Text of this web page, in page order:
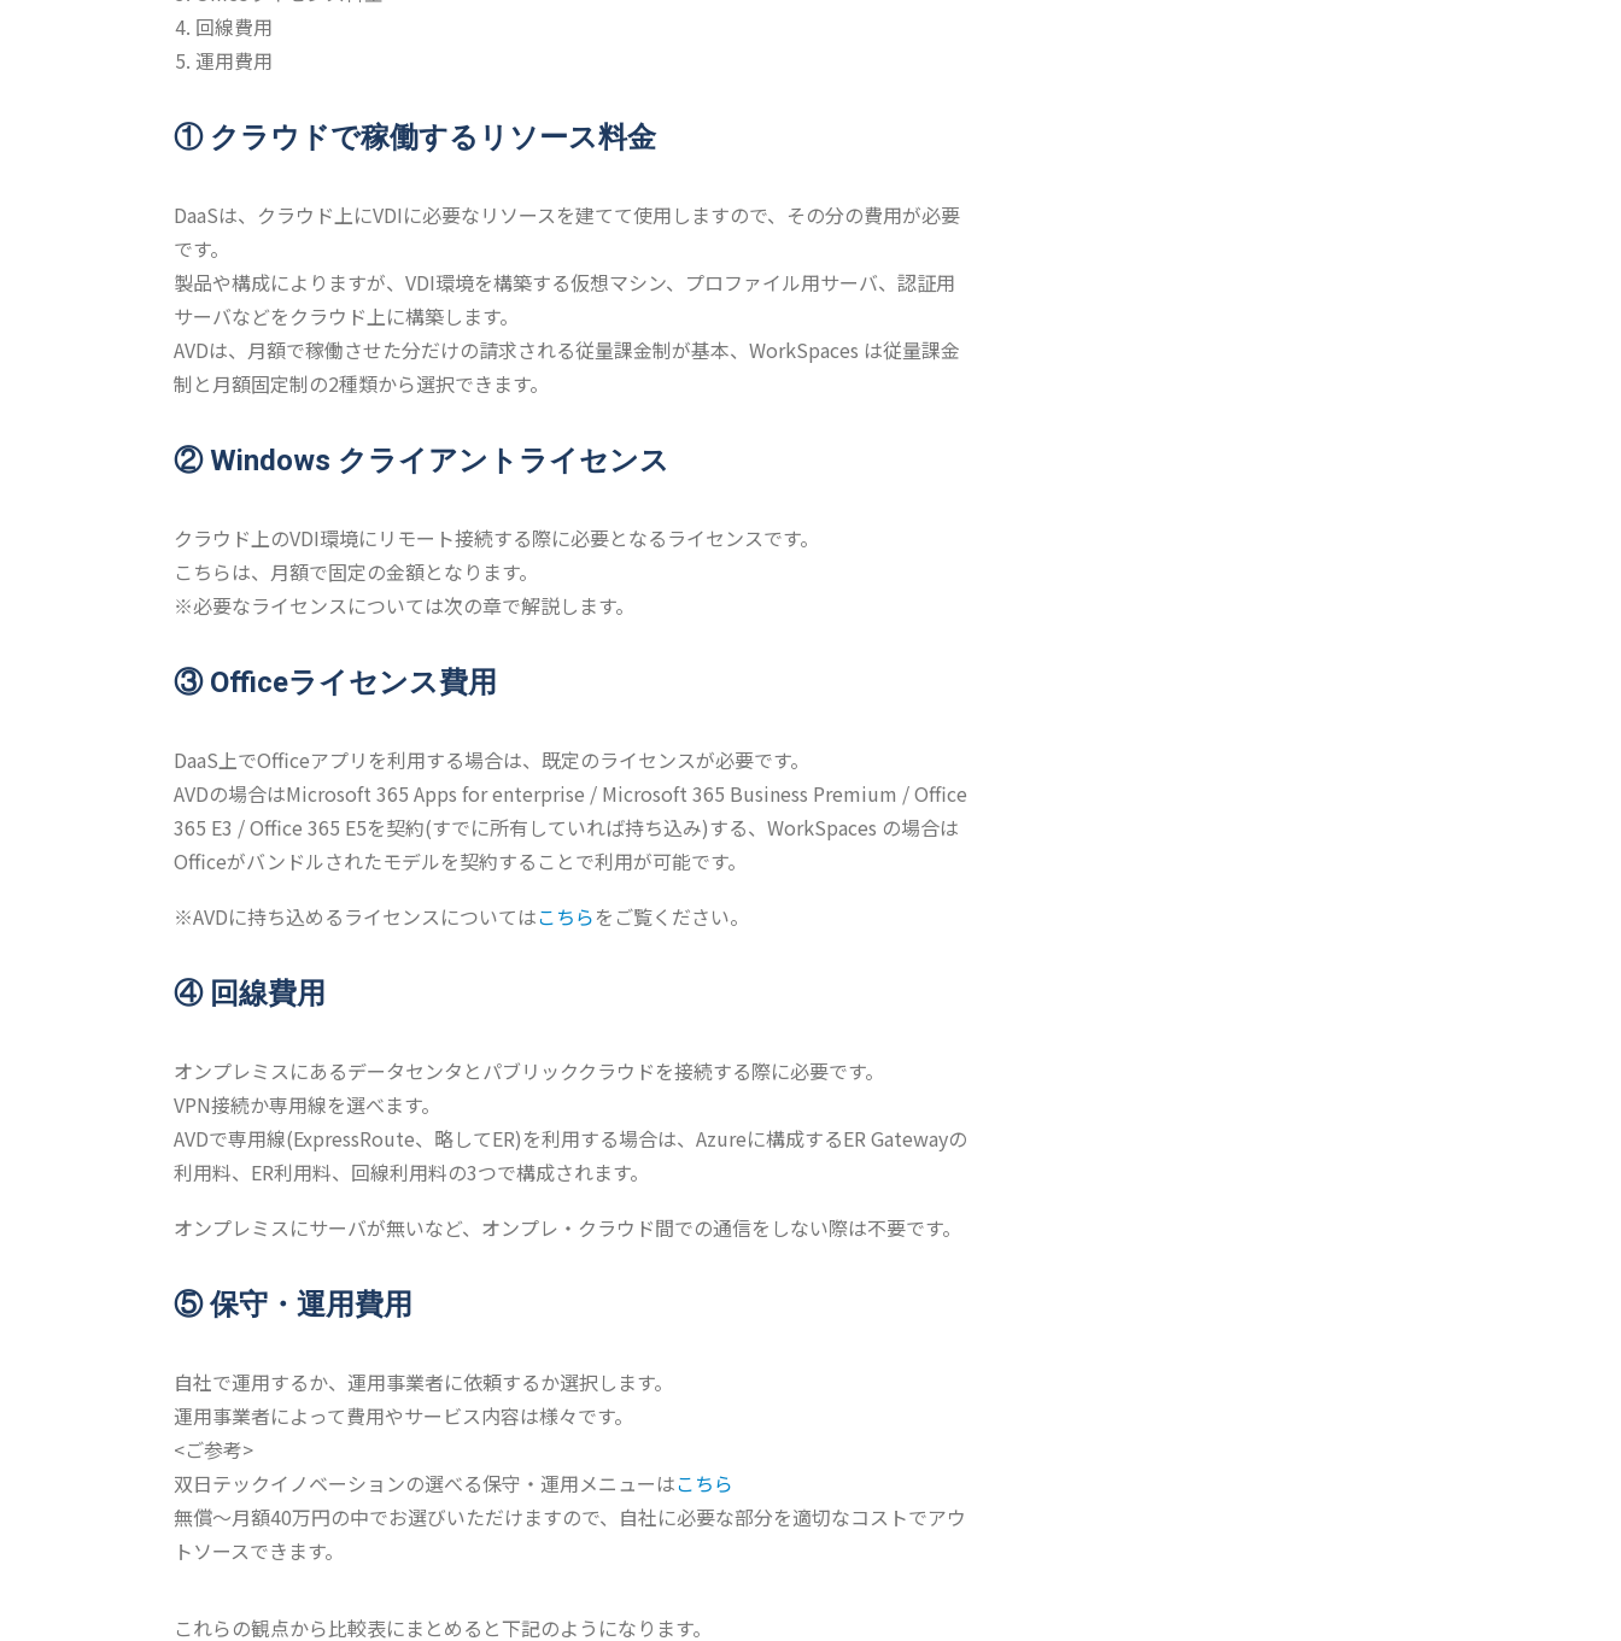
回線費用
運用費用
① クラウドで稼働するリソース料金
DaaSは、クラウド上にVDIに必要なリソースを建てて使用しますので、その分の費用が必要
です。
製品や構成によりますが、VDI環境を構築する仮想マシン、プロファイル用サーバ、認証用
サーバなどをクラウド上に構築します。
AVDは、月額で稼働させた分だけの請求される従量課金制が基本、WorkSpaces は従量課金
制と月額固定制の2種類から選択できます。
② Windows クライアントライセンス
クラウド上のVDI環境にリモート接続する際に必要となるライセンスです。
こちらは、月額で固定の金額となります。
※必要なライセンスについては次の章で解説します。
③ Officeライセンス費用
DaaS上でOfficeアプリを利用する場合は、既定のライセンスが必要です。
AVDの場合はMicrosoft 365 Apps for enterprise / Microsoft 365 Business Premium / Office
365 E3 / Office 365 E5を契約(すでに所有していれば持ち込み)する、WorkSpaces の場合は
Officeがバンドルされたモデルを契約することで利用が可能です。
※AVDに持ち込めるライセンスについてはこちらをご覧ください。
④ 回線費用
オンプレミスにあるデータセンタとパブリッククラウドを接続する際に必要です。
VPN接続か専用線を選べます。
AVDで専用線(ExpressRoute、略してER)を利用する場合は、Azureに構成するER Gatewayの
利用料、ER利用料、回線利用料の3つで構成されます。
オンプレミスにサーバが無いなど、オンプレ・クラウド間での通信をしない際は不要です。
⑤ 保守・運用費用
自社で運用するか、運用事業者に依頼するか選択します。
運用事業者によって費用やサービス内容は様々です。
<ご参考>
双日テックイノベーションの選べる保守・運用メニューはこちら
無償～月額40万円の中でお選びいただけますので、自社に必要な部分を適切なコストでアウ
トソースできます。
これらの観点から比較表にまとめると下記のようになります。